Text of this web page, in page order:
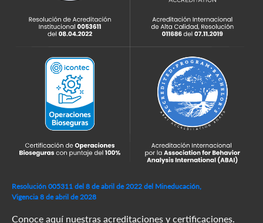
Resolución 005311 del 8 de abril de 2022 del Mineducación,
Vigencia 8 de abril de 2028
Conoce aquí nuestras acreditaciones y certificaciones.